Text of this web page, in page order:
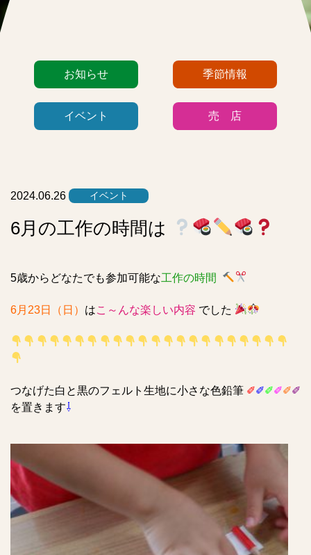
お知らせ 季節情報
イベント 売 店
2024.06.26 イベント
6月の工作の時間は
5歳からどなたでも参加可能な工作の時間
6月23日（日） はこ～んな楽しい内容 でした
つなげた白と黒のフェルト生地に小さな色鉛筆 ✐✐✐✐✐✐
を置きます⇩